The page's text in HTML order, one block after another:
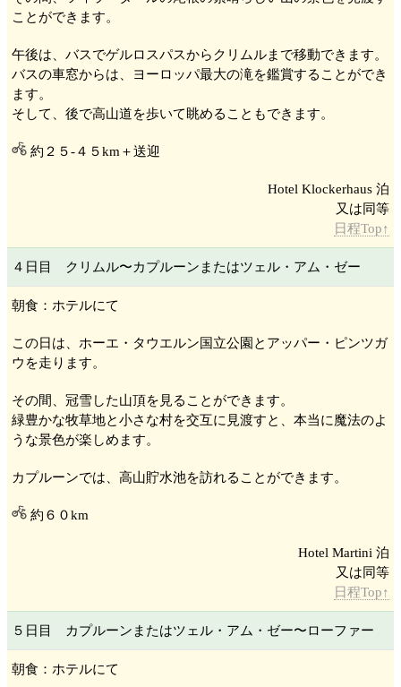
ことができます。
午後は、バスでゲルロスパスからクリムルまで移動できます。
バスの車窓からは、ヨーロッパ最大の滝を鑑賞することができ
ます。
そして、後で高山道を歩いて眺めることもできます。
約２５-４５km＋送迎
Hotel Klockerhaus 泊
又は同等
日程Top↑
４日目 クリムル〜カプルーン またはツェル・アム・ゼー
朝食：ホテルにて
この日は、ホーエ・タウエルン国立公園 とアッパー・ピンツガ
ウ を走ります。
その間、冠雪した山頂を見ることができます。
緑豊かな牧草地と小さな村を交互に見渡すと、本当に魔法のよ
うな景色が楽しめます。
カプルーンでは、高山貯水池を訪れることができます。
約６０km
Hotel Martini 泊
又は同等
日程Top↑
５日目 カプルーン またはツェル・アム・ゼー〜ローファー
朝食：ホテルにて